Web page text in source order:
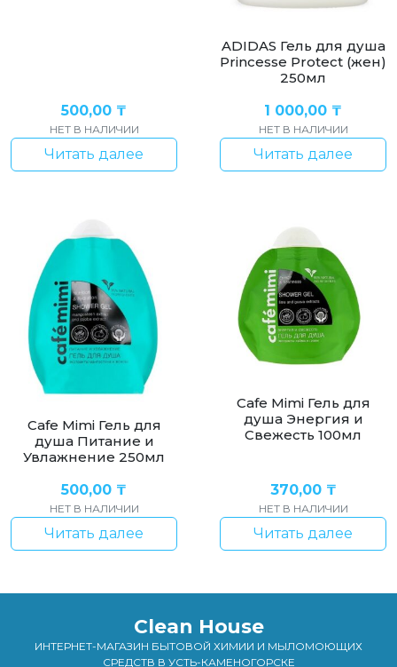
500,00 ₸
НЕТ В НАЛИЧИИ
Читать далее
ADIDAS Гель для душа
Princesse Protect (жен)
250мл
1 000,00 ₸
НЕТ В НАЛИЧИИ
Читать далее
Cafe Mimi Гель для
душа Питание и
Увлажнение 250мл
500,00 ₸
НЕТ В НАЛИЧИИ
Читать далее
Cafe Mimi Гель для
душа Энергия и
Свежесть 100мл
370,00 ₸
НЕТ В НАЛИЧИИ
Читать далее
Clean House
ИНТЕРНЕТ-МАГАЗИН БЫТОВОЙ ХИМИИ И МЫЛОМОЮЩИХ
СРЕДСТВ В УСТЬ-КАМЕНОГОРСКЕ